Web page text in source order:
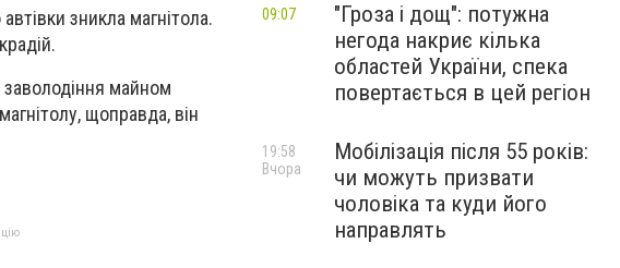
зникла магнітола.
майном
щоправда, він
"Гроза і дощ": потужна
негода накриє кілька
областей України, спека
повертається в цей регіон
09:07
Мобілізація після 55 років:
чи можуть призвати
чоловіка та куди його
направлять
19:58
Вчора